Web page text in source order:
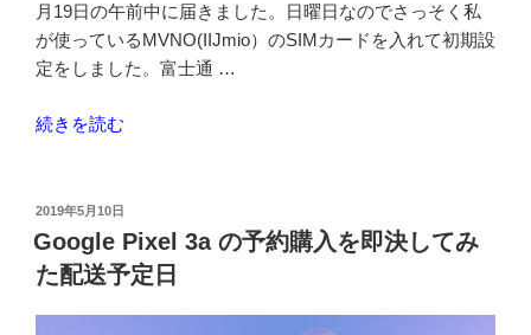
月19日の午前中に届きました。日曜日なのでさっそく私
が使っているMVNO(IIJmio）のSIMカードを入れて初期設
定をしました。富士通 …
“Google
が
届
い
た
の
続きを読む
投
稿
日:
2019年5月10日
Google Pixel 3a の予約購入を即決してみ
た配送予定日